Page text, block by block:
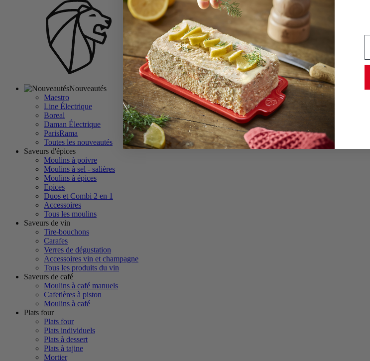
Nouveautés
Maestro
Line Électrique
Boreal
Daman Électrique
ParisRama
Toutes les nouveautés
Saveurs d'épices
Moulins à poivre
Moulins à sel - salières
Moulins à épices
Epices
Duos et Combi 2 en 1
Accessoires
Tous les moulins
Saveurs de vin
Tire-bouchons
Carafes
Verres de dégustation
Accessoires vin et champagne
Tous les produits du vin
Saveurs de café
Moulins à café manuels
Cafetières à piston
Moulins à café
Plats four
Plats four
Plats individuels
Plats à dessert
Plats à tajine
Mortier